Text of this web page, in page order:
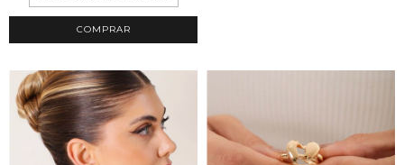
COMPRAR